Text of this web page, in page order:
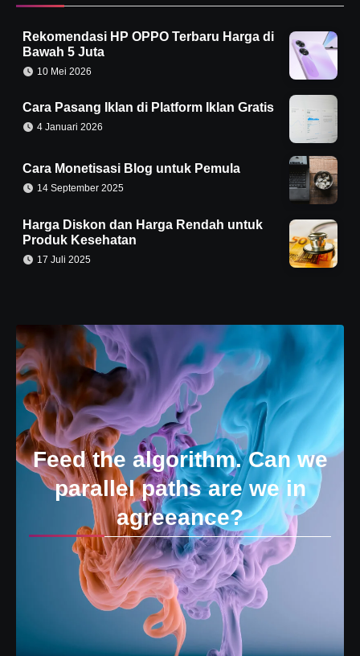
Rekomendasi HP OPPO Terbaru Harga di
Bawah 5 Juta
10 Mei 2026
Cara Pasang Iklan di Platform Iklan Gratis
4 Januari 2026
Cara Monetisasi Blog untuk Pemula
14 September 2025
Harga Diskon dan Harga Rendah untuk
Produk Kesehatan
17 Juli 2025
Feed the algorithm. Can we
parallel paths are we in
agreeance?